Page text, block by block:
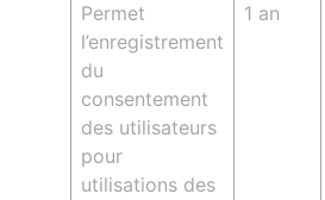
Permet
l’enregistrement
du
consentement
des utilisateurs
pour
utilisations des
1 an